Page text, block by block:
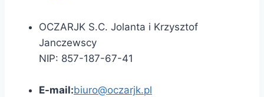
OCZARJK S.C. Jolanta i Krzysztof
Janczewscy
NIP: 857-187-67-41
E-mail:biuro@oczarjk.pl